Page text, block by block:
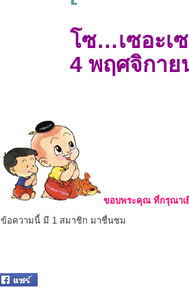
โซ…เซอะเ
4 พฤศจิกาย
ขอบพระคุณ ที่กรุณาเ
ข้อความนี้ มี 1 สมาชิก มาชื่นชม